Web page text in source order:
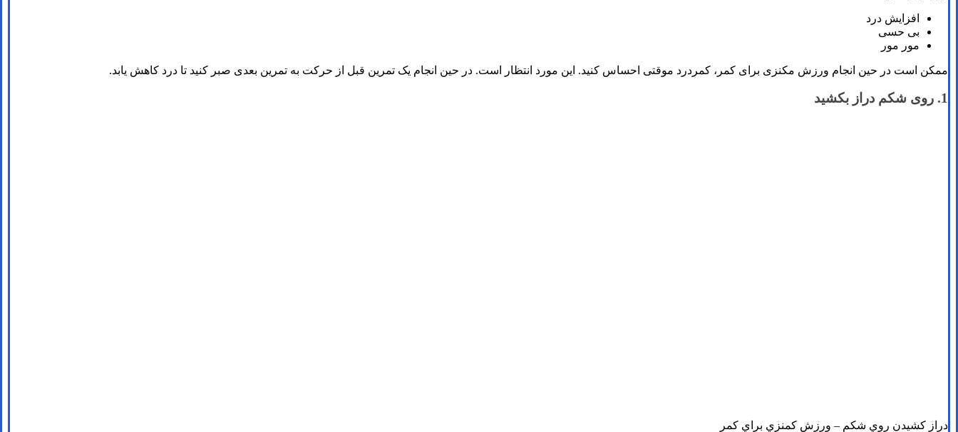
افزایش درد
بی حسی
مور مور
ممکن است در حین انجام ورزش مکنزی برای کمر، کمردرد موقتی احساس کنید. این مورد انتظار است. در حین انجام یک تمرین قبل از حرکت به تمرین بعدی صبر کنید تا درد کاهش یابد.
1. روی شکم دراز بکشید
دراز کشيدن روي شکم – ورزش کمنزي براي کمر